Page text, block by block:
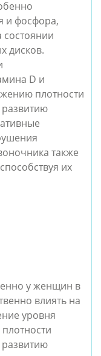
и фосфора,
состоянии
дисков.
D и
плотности
развитию
также
их
у женщин в
влиять на
уровня
развитию